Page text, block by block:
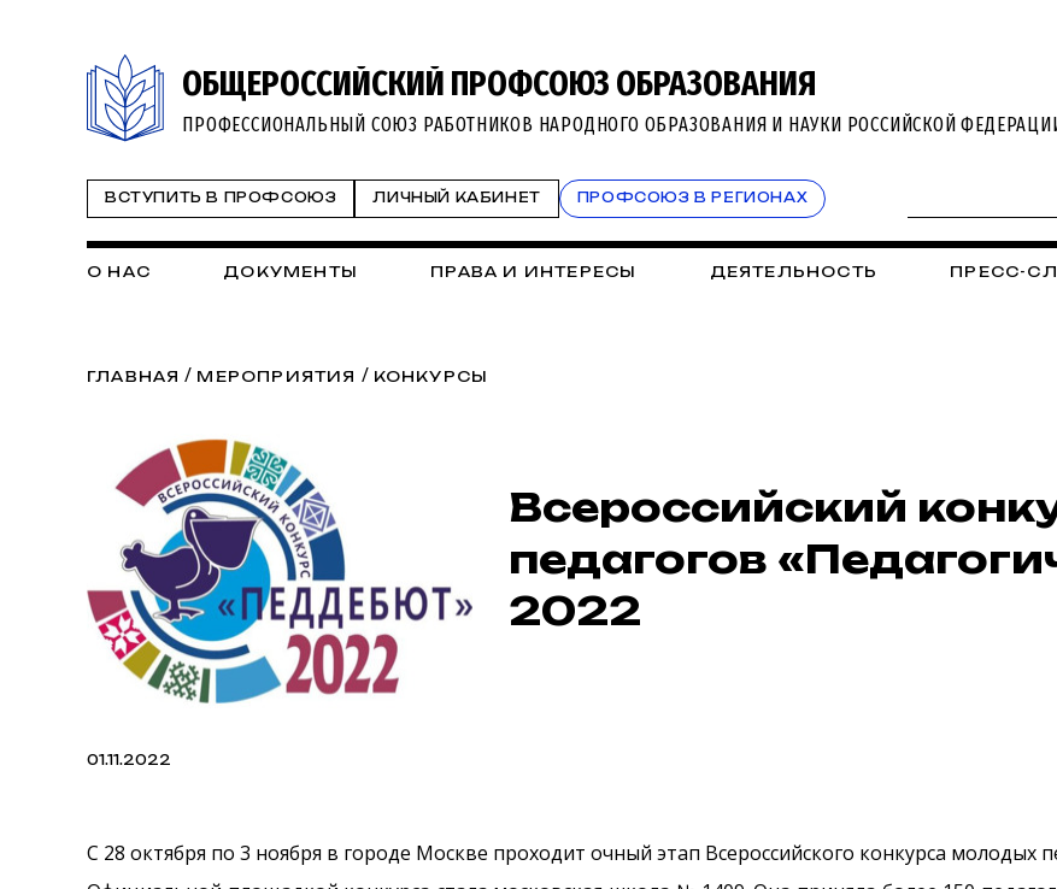
ОБЩЕРОССИЙСКИЙ ПРОФСОЮЗ ОБРАЗОВАНИЯ
ПРОФЕССИОНАЛЬНЫЙ СОЮЗ РАБОТНИКОВ НАРОДНОГО ОБРАЗОВАНИЯ И НАУКИ РОССИЙСКОЙ
ВСТУПИТЬ В ПРОФСОЮЗ ЛИЧНЫЙ КАБИНЕТ ПРОФСОЮЗ В РЕГИОНАХ
О НАС ДОКУМЕНТЫ ПРАВА И ИНТЕРЕСЫ ДЕЯТЕЛЬНОСТЬ ПРЕСС-
ГЛАВНАЯ / МЕРОПРИЯТИЯ / КОНКУРСЫ
Всероссийский
педагогов
2022
01.11.2022
С 28 октября по 3 ноября в городе Москве проходит очный этап Всероссийского конкурса молодых